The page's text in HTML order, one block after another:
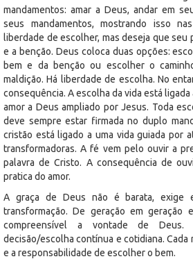
mandamentos: amar a Deus, andar em
seus mandamentos, mostrando isso
liberdade de escolher, mas deseja que seu
e a benção. Deus coloca duas opções:
bem e da benção ou escolher o
maldição. Há liberdade de escolha. No
consequência. A escolha da vida está
amor a Deus ampliado por Jesus. Toda
deve sempre estar firmada no duplo
cristão está ligado a uma vida guiada por
transformadoras. A fé vem pelo ouvir a
palavra de Cristo. A consequência de
pratica do amor.
A graça de Deus não é barata, exige
transformação. De geração em geração
compreensível a vontade de
decisão/escolha contínua e cotidiana. Cada
e a responsabilidade de escolher o bem.